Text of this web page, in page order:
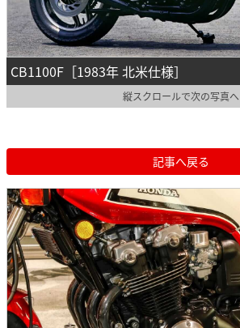
CB1100F［1983年 北米仕様］
縦スクロールで次の写真へ
記事へ戻る